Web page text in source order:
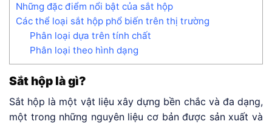
Những đặc điểm nổi bật của sắt hộp
Các thể loại sắt hộp phổ biến trên thị trường
Phân loại dựa trên tính chất
Phân loại theo hình dạng
Sắt hộp là gì?
Sắt hộp là một vật liệu xây dựng bền chắc và đa dạng,
một trong những nguyên liệu cơ bản được sản xuất và